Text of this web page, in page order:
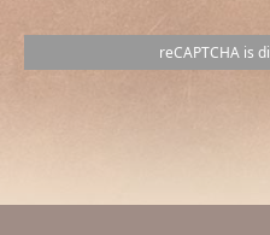
reCAPTCHA is
vide.